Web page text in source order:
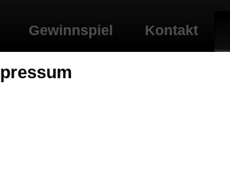
Gewinnspiel Kontakt